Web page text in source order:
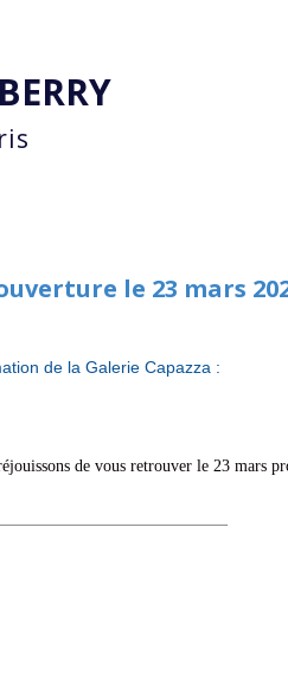
le 23 mars
de la Galerie Capazza :
de vous retrouver le 23 mars